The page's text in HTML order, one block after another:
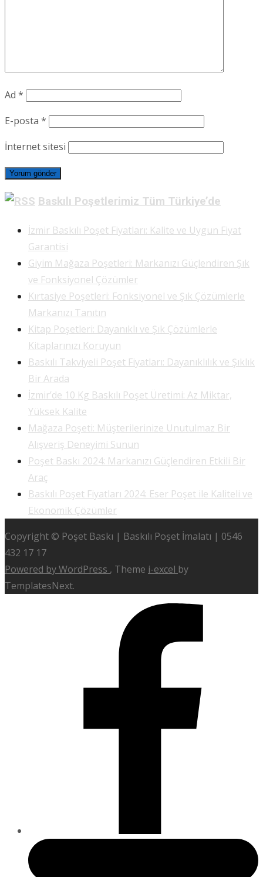
Ad *
E-posta *
İnternet sitesi
Baskılı Poşetlerimiz Tüm Türkiye’de
İzmir Baskılı Poşet Fiyatları: Kalite ve Uygun Fiyat
Garantisi
Giyim Mağaza Poşetleri: Markanızı Güçlendiren Şık
ve Fonksiyonel Çözümler
Kırtasiye Poşetleri: Fonksiyonel ve Şık Çözümlerle
Markanızı Tanıtın
Kitap Poşetleri: Dayanıklı ve Şık Çözümlerle
Kitaplarınızı Koruyun
Baskılı Takviyeli Poşet Fiyatları: Dayanıklılık ve Şıklık
Bir Arada
İzmir’de 10 Kg Baskılı Poşet Üretimi: Az Miktar,
Yüksek Kalite
Mağaza Poşeti: Müşterilerinize Unutulmaz Bir
Alışveriş Deneyimi Sunun
Poşet Baskı 2024: Markanızı Güçlendiren Etkili Bir
Araç
Baskılı Poşet Fiyatları 2024: Eser Poşet ile Kaliteli ve
Ekonomik Çözümler
Copyright © Poşet Baskı | Baskılı Poşet İmalatı | 0546
432 17 17
Powered by WordPress , Theme i-excel by
TemplatesNext.